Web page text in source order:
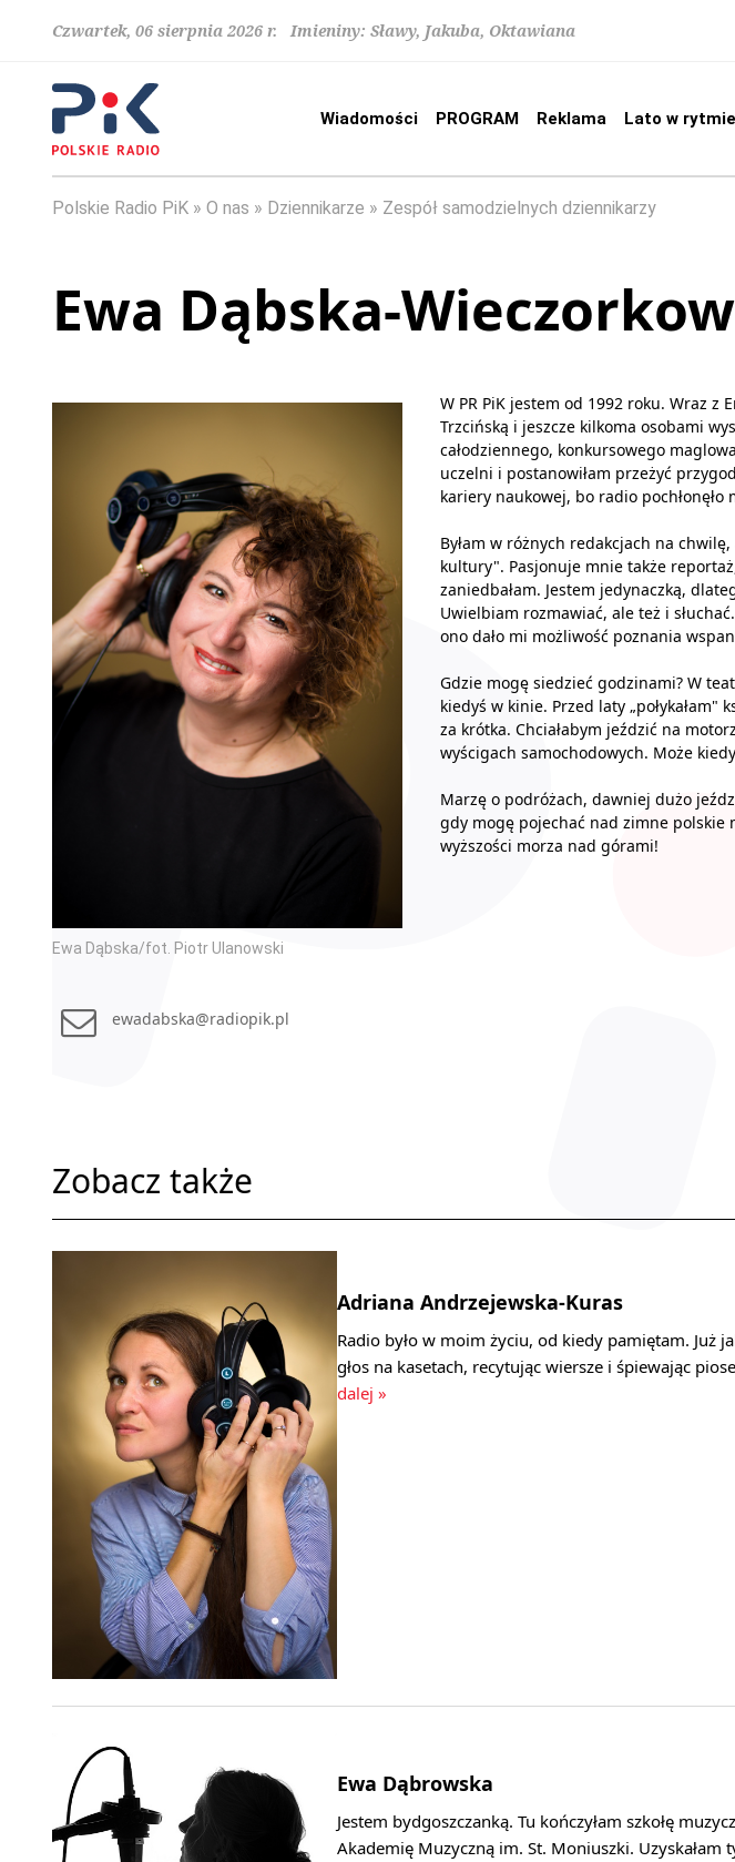
Czwartek, 06 sierpnia 2026 r. Imieniny: Sławy, Jakuba, Oktawiana
Wiadomości PROGRAM Reklama Lato w
Polskie Radio PiK O nas Dziennikarze Zespół samodzielnych dziennikarzy
Ewa Dąbska-
Ewa Dąbska/fot. Piotr Ulanowski
W PR PiK jestem od 1992 roku. Wraz z
Trzcińską i jeszcze kilkoma osobami
całodziennego, konkursowego
uczelni i postanowiłam przeżyć
kariery naukowej, bo radio pochłonęło
Byłam w różnych redakcjach na
kultury". Pasjonuje mnie także
zaniedbałam. Jestem jedynaczką,
Uwielbiam rozmawiać, ale też i
ono dało mi możliwość poznania
Gdzie mogę siedzieć godzinami? W
kiedyś w kinie. Przed laty „połykałam"
za krótka. Chciałabym jeździć na
wyścigach samochodowych. Może
Marzę o podróżach, dawniej dużo
gdy mogę pojechać nad zimne polskie
wyższości morza nad górami!
ewadabska@radiopik.pl
Zobacz także
Adriana Andrzejewska-Kuras
Radio było w moim życiu, od kiedy pamiętam. Już
głos na kasetach, recytując wiersze i śpiewając
dalej »
Ewa Dąbrowska
Jestem bydgoszczanką. Tu kończyłam szkołę
Akademię Muzyczną im. St. Moniuszki. Uzyskałam